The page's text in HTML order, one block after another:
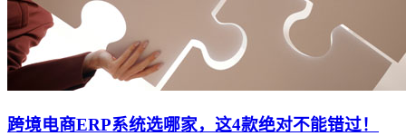
跨境电商ERP系统选哪家，这4款绝对不能错过！